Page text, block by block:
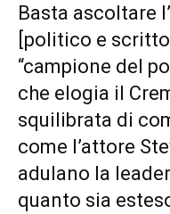
Basta ascoltare
[politico e
“campione del
che elogia il
squilibrata di
come l’attore
adulano la
quanto sia